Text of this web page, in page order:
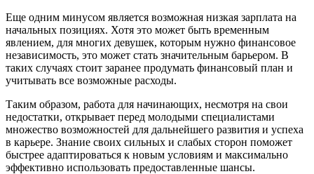
Еще одним минусом является возможная низкая зарплата на
начальных позициях. Хотя это может быть временным
явлением, для многих девушек, которым нужно финансовое
независимость, это может стать значительным барьером. В
таких случаях стоит заранее продумать финансовый план и
учитывать все возможные расходы.
Таким образом, работа для начинающих, несмотря на свои
недостатки, открывает перед молодыми специалистами
множество возможностей для дальнейшего развития и успеха
в карьере. Знание своих сильных и слабых сторон поможет
быстрее адаптироваться к новым условиям и максимально
эффективно использовать предоставленные шансы.